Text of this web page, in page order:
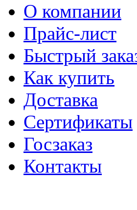
О компании
Прайс-лист
Быстрый
Как купить
Доставка
Сертификаты
Госзаказ
Контакты